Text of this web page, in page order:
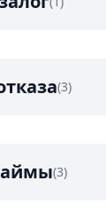
(3)
(3)